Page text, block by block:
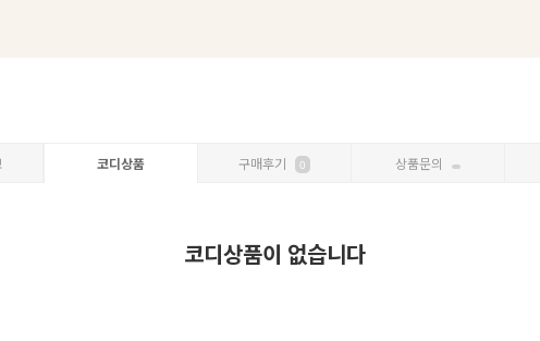
코디상품 구매후기 0 상품문의
코디상품이 없습니다